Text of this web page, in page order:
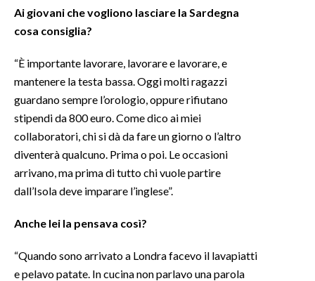
Ai giovani che vogliono lasciare la Sardegna
cosa consiglia?
“È importante lavorare, lavorare e lavorare, e
mantenere la testa bassa. Oggi molti ragazzi
guardano sempre l’orologio, oppure rifiutano
stipendi da 800 euro. Come dico ai miei
collaboratori, chi si dà da fare un giorno o l’altro
diventerà qualcuno. Prima o poi. Le occasioni
arrivano, ma prima di tutto chi vuole partire
dall’Isola deve imparare l’inglese”.
Anche lei la pensava così?
“Quando sono arrivato a Londra facevo il lavapiatti
e pelavo patate. In cucina non parlavo una parola